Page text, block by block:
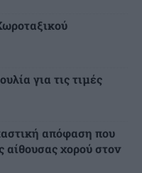
για τις τιμές
απόφαση που
χορού στον